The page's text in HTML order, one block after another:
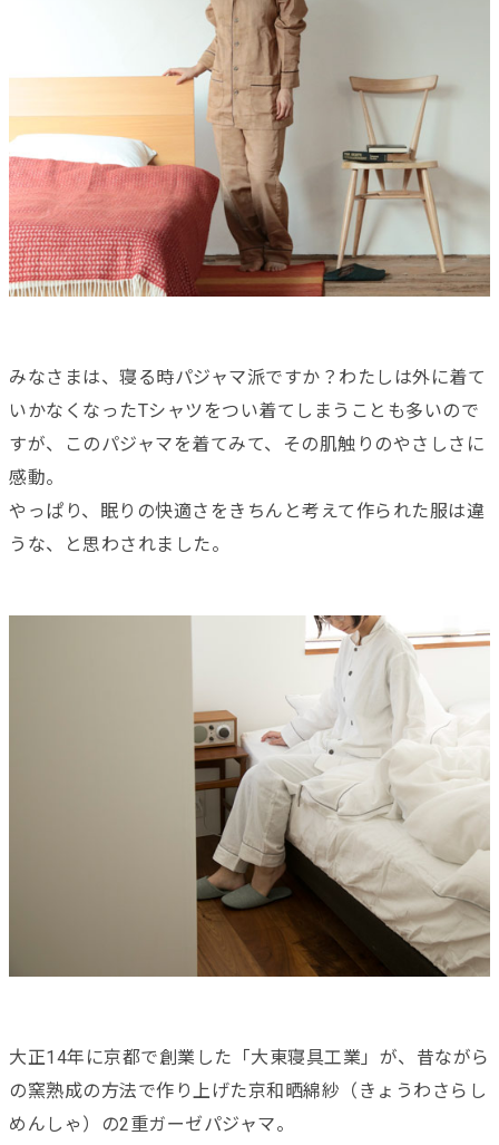
みなさまは、寝る時パジャマ派ですか？わたしは外に着て
いかなくなったTシャツをつい着てしまうことも多いので
すが、このパジャマを着てみて、その肌触りのやさしさに
感動。
やっぱり、眠りの快適さをきちんと考えて作られた服は違
うな、と思わされました。
大正14年に京都で創業した「大東寝具工業」が、昔ながら
の窯熟成の方法で作り上げた京和晒綿紗（きょうわさらし
めんしゃ）の2重ガーゼパジャマ。